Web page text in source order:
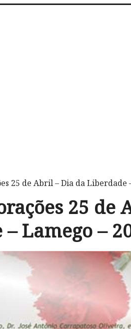
25 de Abril – Dia da Liberdade
25 de
Lamego –